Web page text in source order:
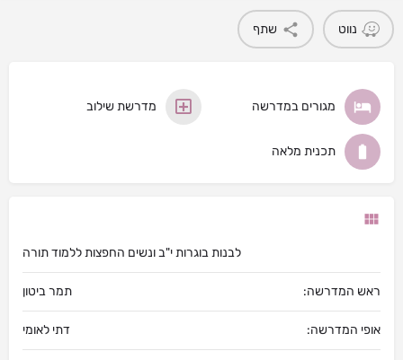
נווט שתף
מגורים במדרשה מדרשת שילוב
תכנית מלאה
לבנות בוגרות י"ב ונשים החפצות ללמוד תורה
ראש המדרשה: תמר ביטון
אופי המדרשה: דתי לאומי